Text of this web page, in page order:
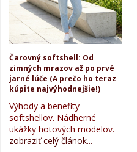
Čarovný softshell: Od
zimných mrazov až po prvé
jarné lúče (A prečo ho teraz
kúpite najvýhodnejšie!)
Výhody a benefity
softshellov. Nádherné
ukážky hotových modelov.
zobraziť celý článok...